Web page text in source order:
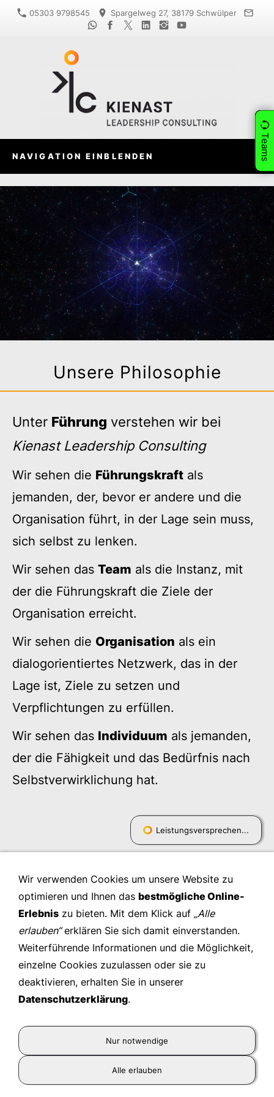
05303 9798545 Spargelweg 27, 38179 Schwülper
NAVIGATION EINBLENDEN
Unsere Philosophie
Unter Führung verstehen wir bei
Kienast Leadership Consulting
Wir sehen die Führungskraft als
jemanden, der, bevor er andere und die
Organisation führt, in der Lage sein muss,
sich selbst zu lenken.
Wir sehen das Team als die Instanz, mit
der die Führungskraft die Ziele der
Organisation erreicht.
Wir sehen die Organisation als ein
dialogorientiertes Netzwerk, das in der
Lage ist, Ziele zu setzen und
Verpflichtungen zu erfüllen.
Wir sehen das Individuum als jemanden,
der die Fähigkeit und das Bedürfnis nach
Selbstverwirklichung hat.
Leistungsversprechen...
Teams
Wir gestalten zukunftsfähige Organisationen und
unterstützen ihr Personal in Leistung, Entwicklung und
Transformation.
Wir verwenden Cookies um unsere Website zu
optimieren und Ihnen das bestmögliche Online-
Erlebnis zu bieten. Mit dem Klick auf „Alle
erlauben“erklären Sie sich damit einverstanden.
Weiterführende Informationen und die Möglichkeit,
einzelne Cookies zuzulassen oder sie zu
deaktivieren, erhalten Sie in unserer
Datenschutzerklärung.
Nur notwendige
Alle erlauben